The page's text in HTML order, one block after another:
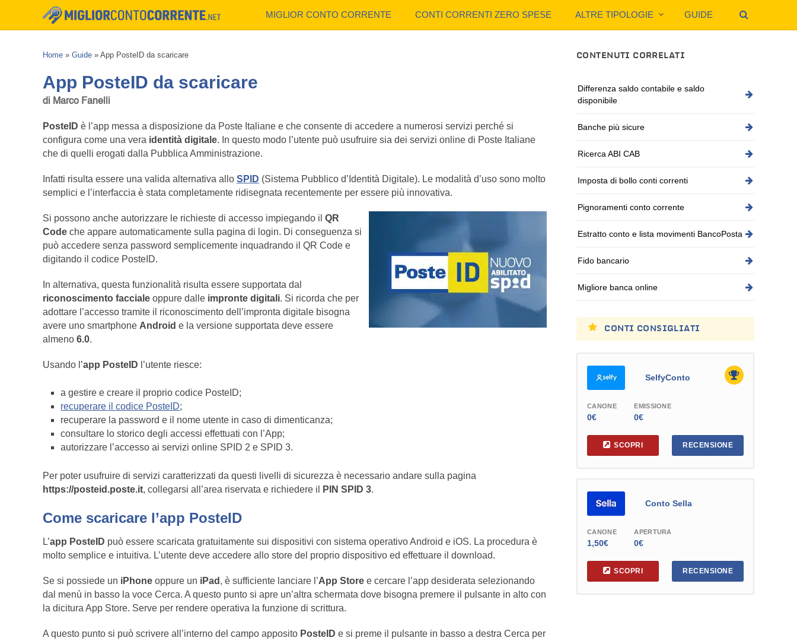
MIGLIOR CONTO CORRENTE CONTI CORRENTI ZERO SPESE ALTRE TIPOLOGIE GUIDE
Home » Guide » App PosteID da scaricare
App PosteID da scaricare
di Marco Fanelli
PosteID è l’app messa a disposizione da Poste Italiane e che consente di accedere a numerosi servizi perché si
configura come una vera identità digitale. In questo modo l’utente può usufruire sia dei servizi online di Poste Italiane
che di quelli erogati dalla Pubblica Amministrazione.
Infatti risulta essere una valida alternativa allo SPID (Sistema Pubblico d’Identità Digitale). Le modalità d’uso sono molto
semplici e l’interfaccia è stata completamente ridisegnata recentemente per essere più innovativa.
Si possono anche autorizzare le richieste di accesso impiegando il QR
Code che appare automaticamente sulla pagina di login. Di conseguenza si
può accedere senza password semplicemente inquadrando il QR Code e
digitando il codice PosteID.
In alternativa, questa funzionalità risulta essere supportata dal
riconoscimento facciale oppure dalle impronte digitali. Si ricorda che per
adottare l’accesso tramite il riconoscimento dell’impronta digitale bisogna
avere uno smartphone Android e la versione supportata deve essere
almeno 6.0.
Usando l’app PosteID l’utente riesce:
a gestire e creare il proprio codice PosteID;
recuperare il codice PosteID;
recuperare la password e il nome utente in caso di dimenticanza;
consultare lo storico degli accessi effettuati con l’App;
autorizzare l’accesso ai servizi online SPID 2 e SPID 3.
Per poter usufruire di servizi caratterizzati da questi livelli di sicurezza è necessario andare sulla pagina
https://posteid.poste.it, collegarsi all’area riservata e richiedere il PIN SPID 3.
Come scaricare l’app PosteID
L’app PosteID può essere scaricata gratuitamente sui dispositivi con sistema operativo Android e iOS. La procedura è
molto semplice e intuitiva. L’utente deve accedere allo store del proprio dispositivo ed effettuare il download.
Se si possiede un iPhone oppure un iPad , è sufficiente lanciare l’App Store e cercare l’app desiderata selezionando
dal menù in basso la voce Cerca. A questo punto si apre un’altra schermata dove bisogna premere il pulsante in alto con
la dicitura App Store. Serve per rendere operativa la funzione di scrittura.
A questo punto si può scrivere all’interno del campo apposito PosteID e si preme il pulsante in basso a destra Cerca per
CONTENUTI CORRELATI
Differenza saldo contabile e saldo
disponibile
Banche più sicure
Ricerca ABI CAB
Imposta di bollo conti correnti
Pignoramenti conto corrente
Estratto conto e lista movimenti BancoPosta
Fido bancario
Migliore banca online
CONTI CONSIGLIATI
SelfyConto
CANONE
0€
EMISSIONE
0€
SCOPRI RECENSIONE
Conto Sella
CANONE
1,50€
APERTURA
0€
SCOPRI RECENSIONE